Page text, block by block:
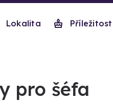
Lokalita Příležitost
pro šéfa